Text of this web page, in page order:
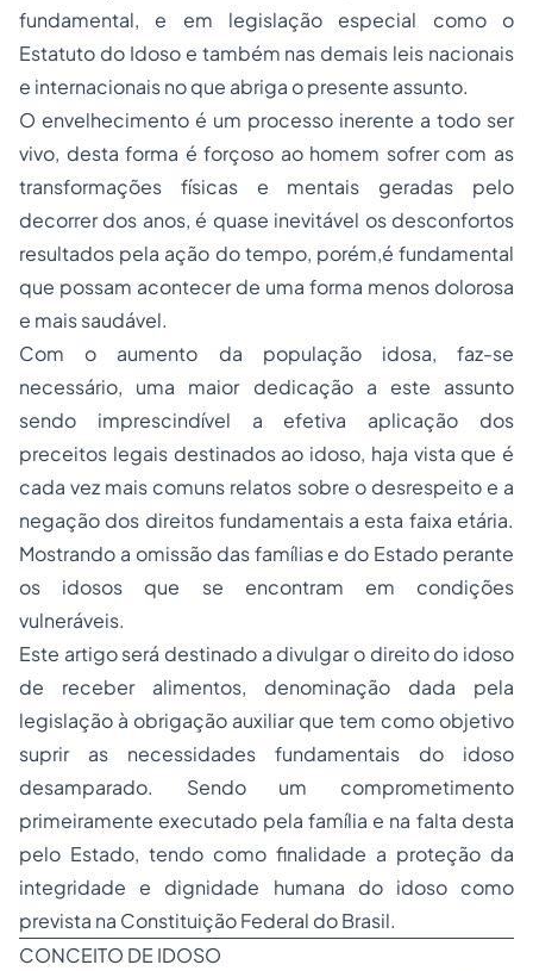
fundamental, e em legislação especial como o
Estatuto do Idoso e também nas demais leis nacionais
e internacionais no que abriga o presente assunto.
O envelhecimento é um processo inerente a todo ser
vivo, desta forma é forçoso ao homem sofrer com as
transformações físicas e mentais geradas pelo
decorrer dos anos, é quase inevitável os desconfortos
resultados pela ação do tempo, porém,é fundamental
que possam acontecer de uma forma menos dolorosa
e mais saudável.
Com o aumento da população idosa, faz-se
necessário, uma maior dedicação a este assunto
sendo imprescindível a efetiva aplicação dos
preceitos legais destinados ao idoso, haja vista que é
cada vez mais comuns relatos sobre o desrespeito e a
negação dos direitos fundamentais a esta faixa etária.
Mostrando a omissão das famílias e do Estado perante
os idosos que se encontram em condições
vulneráveis.
Este artigo será destinado a divulgar o direito do idoso
de receber alimentos, denominação dada pela
legislação à obrigação auxiliar que tem como objetivo
suprir as necessidades fundamentais do idoso
desamparado. Sendo um comprometimento
primeiramente executado pela família e na falta desta
pelo Estado, tendo como finalidade a proteção da
integridade e dignidade humana do idoso como
prevista na Constituição Federal do Brasil.
CONCEITO DE IDOSO